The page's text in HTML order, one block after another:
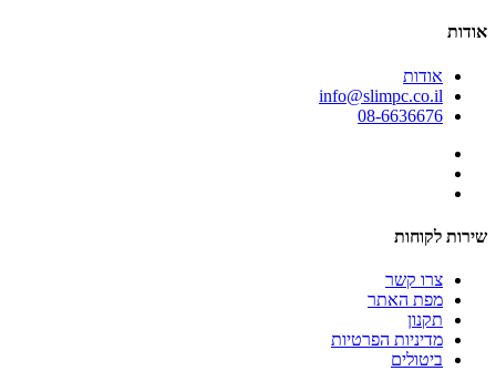
אודות
אודות
info@slimpc.co.il
08-6636676
שירות לקוחות
צרו קשר
מפת האתר
תקנון
מדיניות הפרטיות
ביטולים